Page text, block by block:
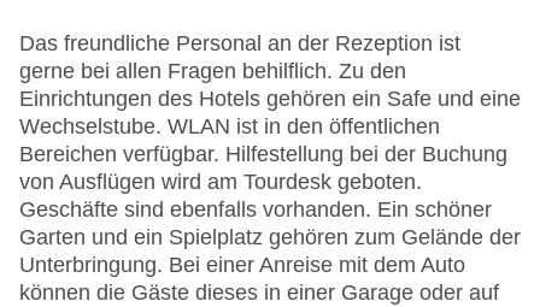
Das freundliche Personal an der Rezeption ist
gerne bei allen Fragen behilflich. Zu den
Einrichtungen des Hotels gehören ein Safe und eine
Wechselstube. WLAN ist in den öffentlichen
Bereichen verfügbar. Hilfestellung bei der Buchung
von Ausflügen wird am Tourdesk geboten.
Geschäfte sind ebenfalls vorhanden. Ein schöner
Garten und ein Spielplatz gehören zum Gelände der
Unterbringung. Bei einer Anreise mit dem Auto
können die Gäste dieses in einer Garage oder auf